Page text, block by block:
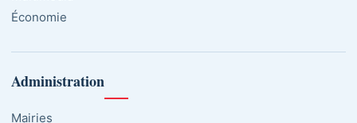
Économie
Administration
Mairies